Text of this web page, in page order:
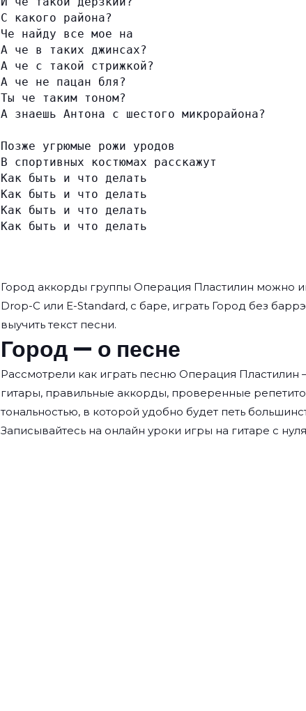
С какого района?
Че найду все мое на
А че в таких джинсах?
А че с такой стрижкой?
А че не пацан бля?
Ты че таким тоном?
А знаешь Антона с шестого микрорайона?
Позже угрюмые рожи уродов
В спортивных костюмах расскажут
Как быть и что делать
Как быть и что делать
Как быть и что делать
Как быть и что делать
Город аккорды группы Операция Пластилин можно
Drop-C или E-Standard, с баре, играть Город без
выучить текст песни.
Город — о песне
Рассмотрели как играть песню Операция
гитары, правильные аккорды, проверенные
тональностью, в которой удобно будет петь
Записывайтесь на онлайн уроки игры на гитаре с нуля